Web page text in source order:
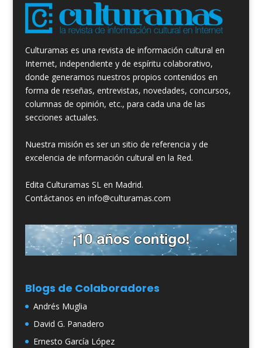
Culturamas es una revista de información cultural en
Internet, independiente y de espíritu colaborativo,
donde generamos nuestros propios contenidos en
forma de reseñas, entrevistas, novedades, concursos,
columnas de opinión, etc., para cada una de las
secciones actuales.
Nuestra misión es ser un sitio de referencia y de
excelencia de información cultural en la Red.
Edita Culturamas SL en Madrid.
Contáctanos en info@culturamas.com
Blogs de Colaboradores
Andrés Muglia
David G. Panadero
Ernesto García López